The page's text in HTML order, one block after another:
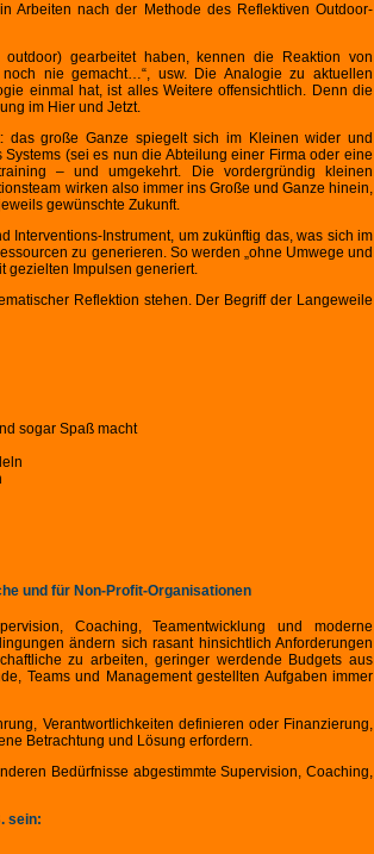
Arbeiten nach der Methode des Reflektiven Outdoor-
gearbeitet haben, kennen die Reaktion von
nie gemacht…“, usw. Die Analogie zu aktuellen
einmal hat, ist alles Weitere offensichtlich. Denn die
im Hier und Jetzt.
das große Ganze spiegelt sich im Kleinen wider und
(sei es nun die Abteilung einer Firma oder eine
– und umgekehrt. Die vordergründig kleinen
wirken also immer ins Große und Ganze hinein,
gewünschte Zukunft.
Interventions-Instrument, um zukünftig das, was sich im
zu generieren. So werden „ohne Umwege und
gezielten Impulsen generiert.
Reflektion stehen. Der Begriff der Langeweile
sogar Spaß macht
und für Non-Profit-Organisationen
Coaching, Teamentwicklung und moderne
ändern sich rasant hinsichtlich Anforderungen
zu arbeiten, geringer werdende Budgets aus
Teams und Management gestellten Aufgaben immer
Verantwortlichkeiten definieren oder Finanzierung,
Betrachtung und Lösung erfordern.
Bedürfnisse abgestimmte Supervision, Coaching,
sein: